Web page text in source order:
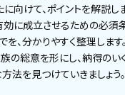
向けて、ポイントを解説し
に成立させるための必須
、分かりやすく整理しま
の総意を形にし、納得の
法を見つけていきましょう。